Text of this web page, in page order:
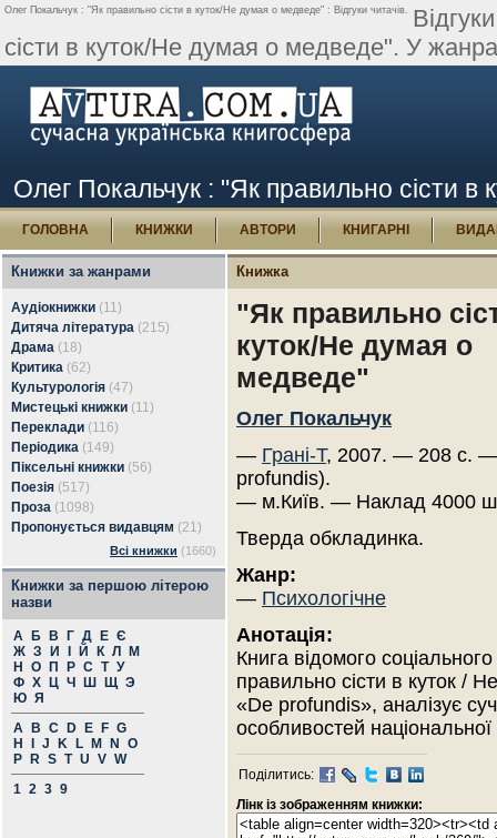
Олег Покальчук : "Як правильно сісти в куток/Не думая о медведе" : Відгуки читачів.
сісти в куток/Не думая о медведе". У
Олег Покальчук : "Як правильно сісти в
ГОЛОВНА КНИЖКИ АВТОРИ КНИГАРНІ
Книжки за жанрами
Аудіокнижки (11)
Дитяча література (215)
Драма (18)
Критика (62)
Культурологія (47)
Мистецькі книжки (11)
Переклади (116)
Періодика (149)
Піксельні книжки (56)
Поезія (517)
Проза (1098)
Пропонується видавцям (21)
Всі книжки (1660)
Книжки за першою літерою
назви
А Б В Г Д Е Є
Ж З И Й К Л
М
Н
О П Р С Т У
Ф Х Ц Ч Ш Щ Э
Ю Я
A
B C D E F G
H
J K L M N
O
P
R S T U V W
1 2 3 9
Книжка
"Як правильно
куток/Не думая о
медведе"
Олег Покальчук
— Грані-Т, 2007. — 208 с. —
profundis).
— м.Київ. — Наклад 4000
Тверда обкладинка.
Жанр:
— Психологічне
Анотація:
Книга відомого
правильно сісти в куток /
«De profundis», аналізує
особливостей національної
Поділитись:
Лінк із зображенням книжки: